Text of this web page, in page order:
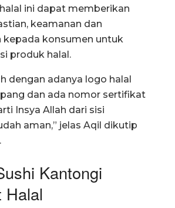
ini dapat memberikan
keamanan dan
kepada konsumen untuk
produk halal.
dengan adanya logo halal
dan ada nomor sertifikat
Insya Allah dari sisi
aman,” jelas Aqil dikutip
.
Kantongi
Halal